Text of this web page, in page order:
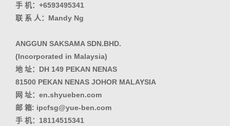
手 机：+6593495341
联 系 人：Mandy Ng
ANGGUN SAKSAMA SDN.BHD.
(Incorporated in Malaysia)
地 址：DH 149 PEKAN NENAS
81500 PEKAN NENAS JOHOR MALAYSIA
网 址：en.shyueben.com
邮 箱: ipcfsg@yue-ben.com
手 机：18114515341